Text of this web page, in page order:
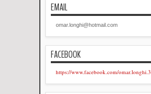
EMAIL
omar.longhi@hotmail.com
FACEBOOK
https://www.facebook.com/omar.longhi.3